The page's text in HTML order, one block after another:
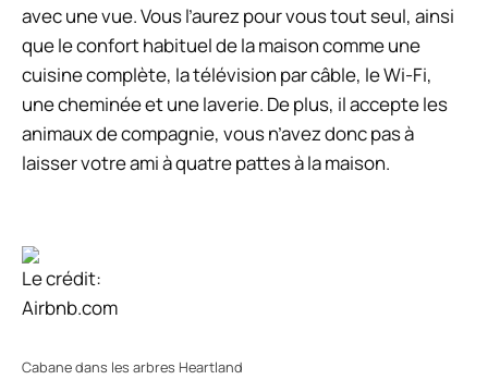
avec une vue. Vous l’aurez pour vous tout seul, ainsi
que le confort habituel de la maison comme une
cuisine complète, la télévision par câble, le Wi-Fi,
une cheminée et une laverie. De plus, il accepte les
animaux de compagnie, vous n’avez donc pas à
laisser votre ami à quatre pattes à la maison.
Le crédit:
Airbnb.com
Cabane dans les arbres Heartland